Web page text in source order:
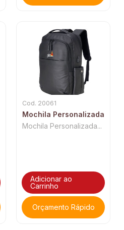
Cod. 20061
Mochila Personalizada
Mochila Personalizada...
Adicionar ao
Carrinho
Orçamento Rápido